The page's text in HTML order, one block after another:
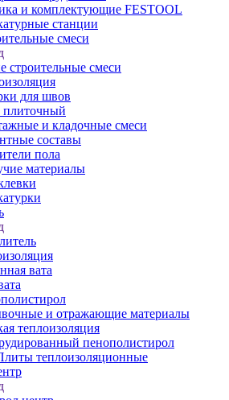
и комплектующие FESTOOL
станции
смеси
строительные смеси
для швов
плиточный
и кладочные смеси
составы
пола
материалы
вата
и отражающие материалы
теплоизоляция
пенополистирол
теплоизоляционные